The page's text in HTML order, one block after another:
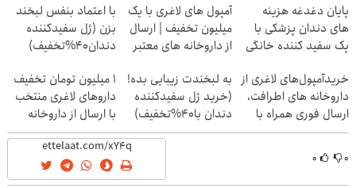
پایان دغدغه هزینه
های دندان پزشکی با
پک سفید کننده خانگی
آمپول های لاغری با یک
میلیون تخفیف | ارسال
از داروخانه های معتبر
با اعتماد بنفس لبخند
بزن (ژل سفیدکننده
دندان40%تخفیف)
خریدآمپول‌های لاغری از
داروخانه های اطرافت،
ارسال فوری همراه با
پک یخ!
به لبخندت زیبایی بده!
(خرید ژل سفیدکننده
دندان با40%تخفیف)
۱ میلیون تومان تخفیف
داروهای لاغری منتخب
با ارسال از داروخانه
نزدیکت
۰ ۰